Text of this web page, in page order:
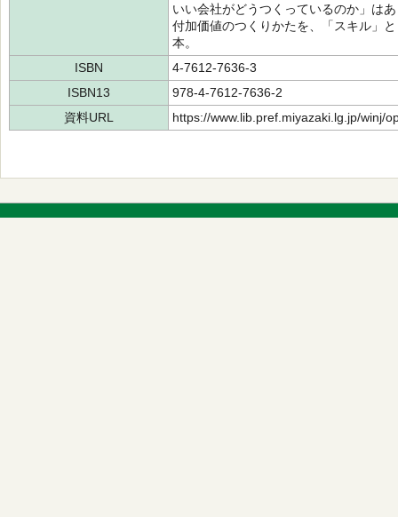
いい会社がどうつくっているのか」は
付加価値のつくりかたを、「スキル」
本。
ISBN
4-7612-7636-3
ISBN13
978-4-7612-7636-2
資料URL
https://www.lib.pref.miyazaki.lg.jp/winj/